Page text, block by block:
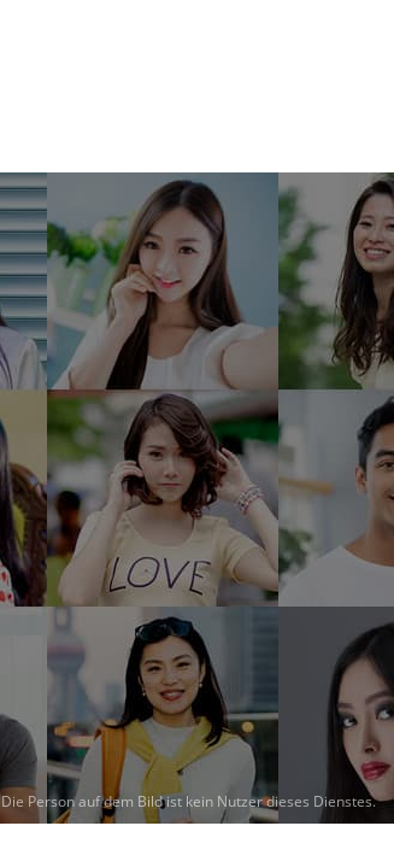
Die Person auf dem Bild ist kein Nutzer dieses Dienstes.